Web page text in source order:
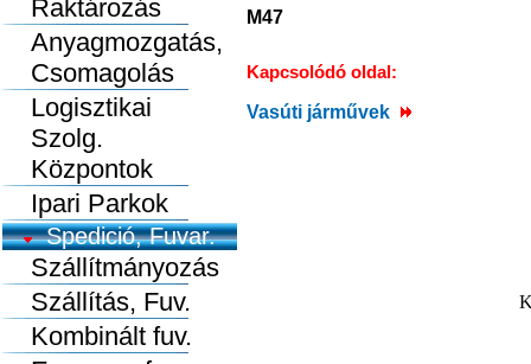
Raktározás
Anyagmozgatás,
Csomagolás
Logisztikai
Szolg.
Központok
Ipari Parkok
Spedició, Fuvar.
Szállítmányozás
Szállítás, Fuv.
Kombinált fuv.
M47
Kapcsolódó oldal:
Vasúti járművek